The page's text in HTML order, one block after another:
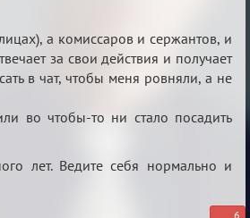
а комиссаров и сержантов, и
за свои действия и получает
в чат, чтобы меня ровняли, а не
во чтобы-то ни стало посадить
лет. Ведите себя нормально и
6